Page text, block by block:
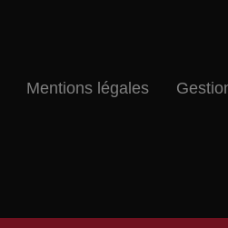
Mentions légales